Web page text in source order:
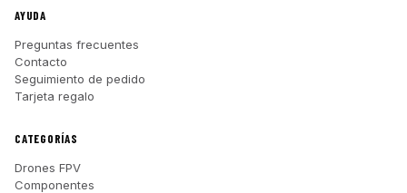
AYUDA
Preguntas frecuentes
Contacto
Seguimiento de pedido
Tarjeta regalo
CATEGORÍAS
Drones FPV
Componentes